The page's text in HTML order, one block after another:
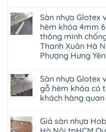
Floor
nhập
khẩu
Malaysia
RUM
14
AI
13
RUM
AI
35
AI
AI
37
bình
luận
ở
Sửa
sàn
nhựa
giả
khóa
4mm
6mm
đế
cao
charm
wood
Sàn nhựa Glotex
hèm khóa 4mm
thông minh
Thanh Xuân Hà
Phượng Hưng
bình
luận
ở
Sàn
và
Sàn
Sàn nhựa Glotex
gỗ hèm khóa có
khách hàng
bình
luận
Giá sàn nhựa